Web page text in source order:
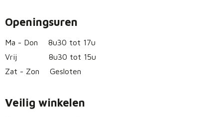
Openingsuren
Ma - Don
8u30 tot 17u
Vrij
8u30 tot 15u
Zat - Zon
Gesloten
Veilig winkelen